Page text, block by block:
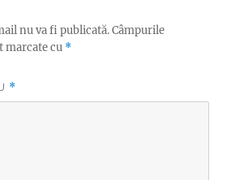
nu va fi publicată.Câmpurile
marcate cu *
*